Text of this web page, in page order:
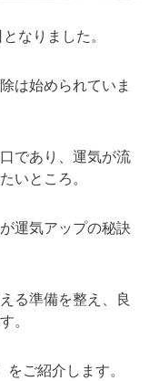
なりました。
は始められていま
であり、運気が流
いところ。
運気アップの秘訣
る準備を整え、良
。
ご紹介します。